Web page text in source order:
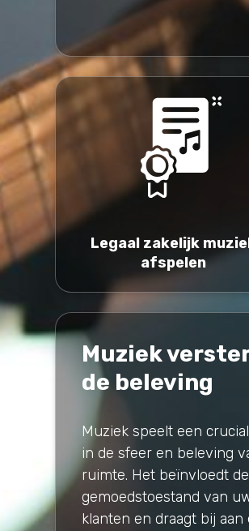
Legaal zakelijk
afspelen
Muziek
de beleving
Muziek speelt een
in de sfeer en beleving
ruimte. Het beïnvloedt de
gemoedstoestand van
klanten en draagt bij aan